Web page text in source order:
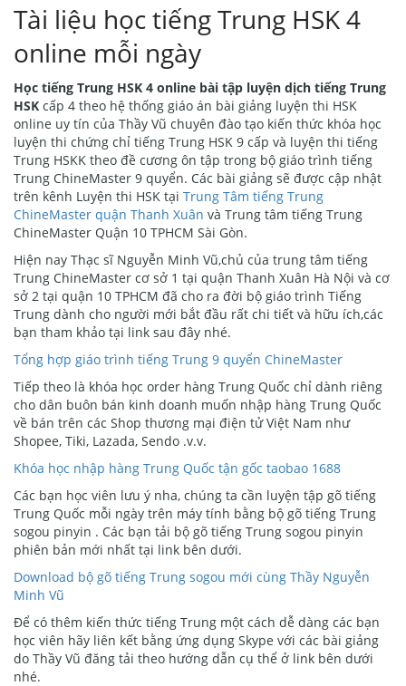
Tài liệu học tiếng Trung HSK 4
online mỗi ngày
Học tiếng Trung HSK 4 online bài tập luyện dịch tiếng Trung
HSK cấp 4 theo hệ thống giáo án bài giảng luyện thi HSK
online uy tín của Thầy Vũ chuyên đào tạo kiến thức khóa học
luyện thi chứng chỉ tiếng Trung HSK 9 cấp và luyện thi tiếng
Trung HSKK theo đề cương ôn tập trong bộ giáo trình tiếng
Trung ChineMaster 9 quyển. Các bài giảng sẽ được cập nhật
trên kênh Luyện thi HSK tại Trung Tâm tiếng Trung
ChineMaster quận Thanh Xuân và Trung tâm tiếng Trung
ChineMaster Quận 10 TPHCM Sài Gòn.
Hiện nay Thạc sĩ Nguyễn Minh Vũ,chủ của trung tâm tiếng
Trung ChineMaster cơ sở 1 tại quận Thanh Xuân Hà Nội và cơ
sở 2 tại quận 10 TPHCM đã cho ra đời bộ giáo trình Tiếng
Trung dành cho người mới bắt đầu rất chi tiết và hữu ích,các
bạn tham khảo tại link sau đây nhé.
Tổng hợp giáo trình tiếng Trung 9 quyển ChineMaster
Tiếp theo là khóa học order hàng Trung Quốc chỉ dành riêng
cho dân buôn bán kinh doanh muốn nhập hàng Trung Quốc
về bán trên các Shop thương mại điện tử Việt Nam như
Shopee, Tiki, Lazada, Sendo .v.v.
Khóa học nhập hàng Trung Quốc tận gốc taobao 1688
Các bạn học viên lưu ý nha, chúng ta cần luyện tập gõ tiếng
Trung Quốc mỗi ngày trên máy tính bằng bộ gõ tiếng Trung
sogou pinyin . Các bạn tải bộ gõ tiếng Trung sogou pinyin
phiên bản mới nhất tại link bên dưới.
Download bộ gõ tiếng Trung sogou mới cùng Thầy Nguyễn
Minh Vũ
Để có thêm kiến thức tiếng Trung một cách dễ dàng các bạn
học viên hãy liên kết bằng ứng dụng Skype với các bài giảng
do Thầy Vũ đăng tải theo hướng dẫn cụ thể ở link bên dưới
nhé.